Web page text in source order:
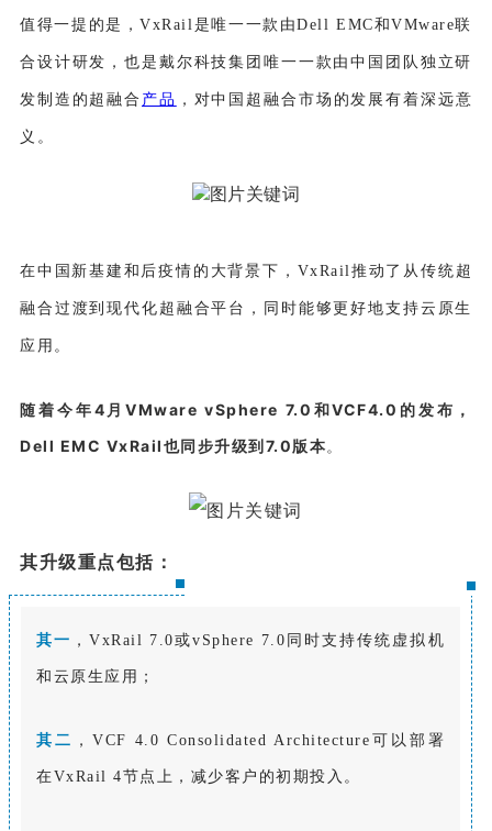
值得一提的是，VxRail是唯一一款由Dell EMC和VMware联
合设计研发，也是戴尔科技集团唯一一款由中国团队独立研
发制造的超融合 产品 ，对中国超融合市场的发展有着深远意
义。
在中国新基建和后疫情的大背景下，VxRail推动了从传统超
融合过渡到现代化超融合平台，同时能够更好地支持云原生
应用。
随着今年4月VMware vSphere 7.0和VCF4.0的发布，
Dell EMC VxRail也同步升级到7.0版本。
其升级重点包括：
其一 ，VxRail 7.0或vSphere 7.0同时支持传统虚拟机
和云原生应用；
其二 ，VCF 4.0 Consolidated Architecture可以部署
在VxRail 4节点上，减少客户的初期投入。